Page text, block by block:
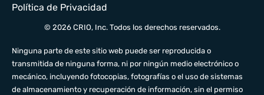
Política de Privacidad
© 2026 CRIO, Inc. Todos los derechos reservados.
Ninguna parte de este sitio web puede ser reproducida o
transmitida de ninguna forma, ni por ningún medio electrónico o
mecánico, incluyendo fotocopias, fotografías o el uso de sistemas
de almacenamiento y recuperación de información, sin el permiso